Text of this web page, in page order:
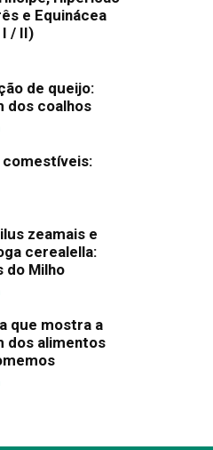
e Equinácea
/ II)
de queijo:
dos coalhos
comestíveis:
zeamais e
cerealella:
do Milho
que mostra a
dos alimentos